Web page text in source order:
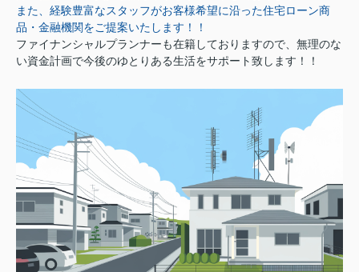
また、経験豊富なスタッフがお客様希望に沿った住宅ローン商
品・金融機関をご提案いたします！！
ファイナンシャルプランナーも在籍しておりますので、無理のな
い資金計画で今後のゆとりある生活をサポート致します！！